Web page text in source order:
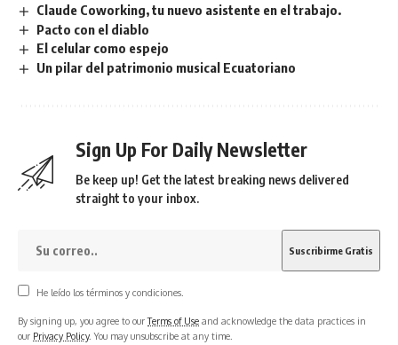
Claude Coworking, tu nuevo asistente en el trabajo.
Pacto con el diablo
El celular como espejo
Un pilar del patrimonio musical Ecuatoriano
Sign Up For Daily Newsletter
Be keep up! Get the latest breaking news delivered
straight to your inbox.
He leído los términos y condiciones.
By signing up, you agree to ourTerms of Use and acknowledge the data practices in
our Privacy Policy. You may unsubscribe at any time.